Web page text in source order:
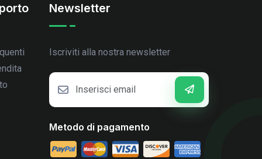
Newsletter
Iscriviti alla nostra newsletter
Metodo di pagamento